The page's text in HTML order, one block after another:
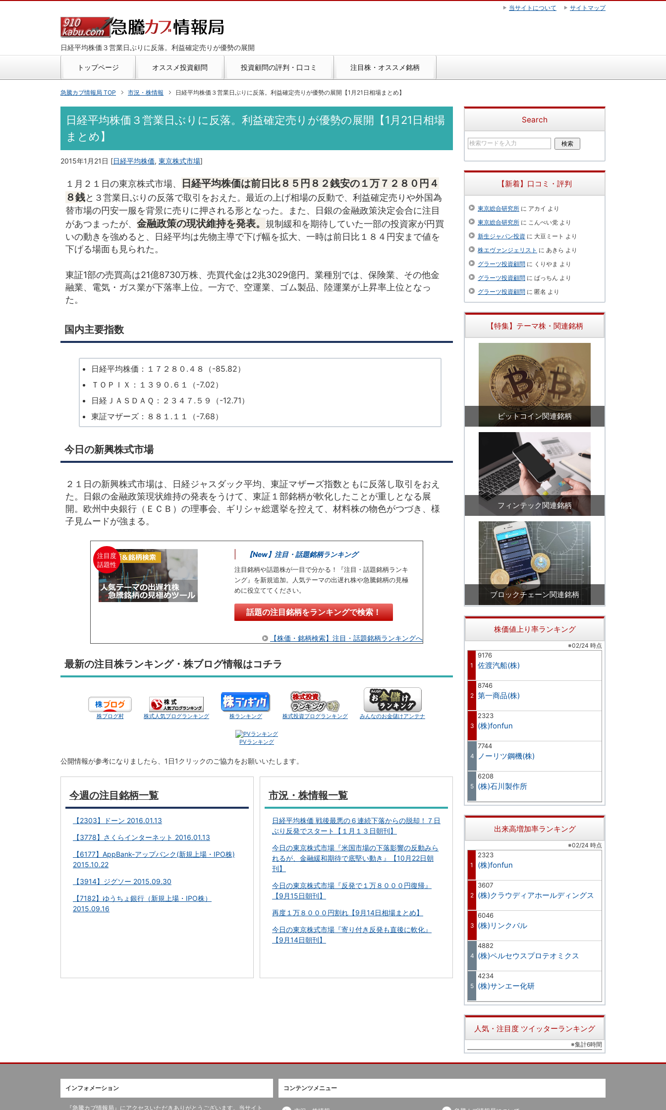
日経平均株価３営業日ぶりに反落。利益確定売りが優勢の展開
トップページ オススメ投資顧問 投資顧問の評判・口コミ 注目株・オススメ銘柄
急騰カブ情報局 TOP 市況・株情報 日経平均株価３営業日ぶりに反落。利益確定売りが優勢の展開【1月21日相場まとめ】
日経平均株価３営業日ぶりに反落。利益確定売りが優勢の展開【1月21日相場
まとめ】
2015年1月21日 [日経平均株価, 東京株式市場]
１月２１日の東京株式市場、
日経平均株価は前日比８５円８２銭安の１万７２８０円４
８銭と３営業日ぶりの反落で取引をおえた。最近の上げ相場の反動で、利益確定売りや外国為
替市場の円安一服を背景に売りに押される形となった。また、日銀の金融政策決定会合に注目
があつまったが、 金融政策の現状維持を発表。
規制緩和を期待していた一部の投資家が円買
いの動きを強めると、日経平均は先物主導で下げ幅を拡大、一時は前日比１８４円安まで値を
下げる場面も見られた。
東証1部の売買高は21億8730万株、売買代金は2兆3029億円。業種別では、保険業、その他金
融業、電気・ガス業が下落率上位。一方で、空運業、ゴム製品、陸運業が上昇率上位となっ
た。
国内主要指数
日経平均株価：１７２８０.４８（-85.82）
ＴＯＰＩＸ：１３９０.６１（-7.02）
日経ＪＡＳＤＡＱ：２３４７.５９（-12.71）
東証マザーズ：８８１.１１（-7.68）
今日の新興株式市場
２１日の新興株式市場は、日経ジャスダック平均、東証マザーズ指数ともに反落し取引をおえ
た。日銀の金融政策現状維持の発表をうけて、東証１部銘柄が軟化したことが重しとなる展
開。欧州中央銀行（ＥＣＢ）の理事会、ギリシャ総選挙を控えて、材料株の物色がつづき、様
子見ムードが強まる。
注目度
話題性
【New】注目・話題銘柄ランキング
注目銘柄や話題株が一目で分かる！『注目・話題銘柄ランキ
ング』を新規追加。人気テーマの出遅れ株や急騰銘柄の見極
めに役立ててください。
話題の注目銘柄をランキングで検索！
【株価・銘柄検索】注目・話題銘柄ランキングへ
最新の注目株ランキング・株ブログ情報はコチラ
株ブログ村 株式人気ブログランキング 株ランキング 株式投資ブログランキング みんなのお金儲けアンテナ
PVランキング
公開情報が参考になりましたら、1日1クリックのご協力をお願いいたします。
今週の注目銘柄一覧
【2303】ドーン 2016.01.13
【3778】さくらインターネット 2016.01.13
【6177】AppBank-アップバンク(新規上場・IPO株)
2015.10.22
【3914】ジグソー 2015.09.30
【7182】ゆうちょ銀行（新規上場・IPO株）
2015.09.16
市況・株情報一覧
日経平均株価 戦後最悪の６連続下落からの脱却！７日
ぶり反発でスタート【１月１３日朝刊】
今日の東京株式市場『米国市場の下落影響の反動みら
れるが、金融緩和期待で底堅い動き』【10月22日朝
刊】
今日の東京株式市場『反発で１万８０００円復帰』
【9月15日朝刊】
再度１万８０００円割れ【9月14日相場まとめ】
今日の東京株式市場『寄り付き反発も直後に軟化』
【9月14日朝刊】
Search
【新着】口コミ・評判
東京総合研究所 に アカイ より
東京総合研究所 に こんぺい党 より
新生ジャパン投資 に 大豆ミート より
株エヴァンジェリスト に あきら より
グラーツ投資顧問 に くりやま より
グラーツ投資顧問 に ばっちん より
グラーツ投資顧問 に 匿名 より
【特集】テーマ株・関連銘柄
ビットコイン関連銘柄
フィンテック関連銘柄
ブロックチェーン関連銘柄
株価値上り率ランキング
※02/24 時点
1
9176
佐渡汽船(株)
2
8746
第一商品(株)
3
2323
(株)fonfun
4
7744
ノーリツ鋼機(株)
5
6208
(株)石川製作所
出来高増加率ランキング
※02/24 時点
1
2323
(株)fonfun
2
3607
(株)クラウディアホールディングス
3
6046
(株)リンクバル
4
4882
(株)ペルセウスプロテオミクス
5
4234
(株)サンエー化研
人気・注目度 ツイッターランキング
※集計6時間
インフォメーション
『急騰カブ情報局』にアクセスいただきありがとうございます。当サイト
コンテンツメニュー
当サイトについて サイトマップ